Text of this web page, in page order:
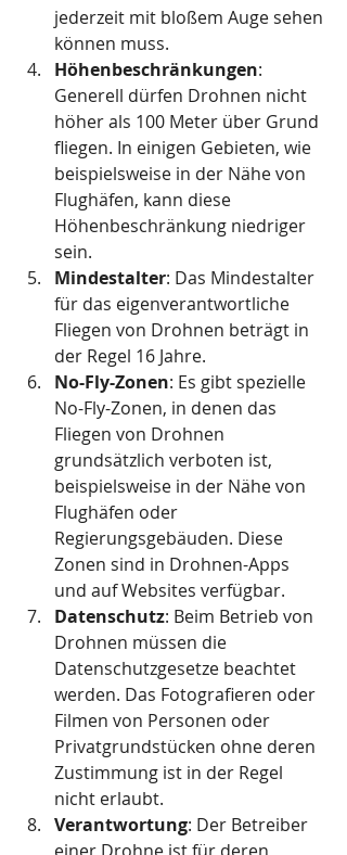
jederzeit mit bloßem Auge sehen
können muss.
Höhenbeschränkungen:
Generell dürfen Drohnen nicht
höher als 100 Meter über Grund
fliegen. In einigen Gebieten, wie
beispielsweise in der Nähe von
Flughäfen, kann diese
Höhenbeschränkung niedriger
sein.
Mindestalter: Das Mindestalter
für das eigenverantwortliche
Fliegen von Drohnen beträgt in
der Regel 16 Jahre.
No-Fly-Zonen: Es gibt spezielle
No-Fly-Zonen, in denen das
Fliegen von Drohnen
grundsätzlich verboten ist,
beispielsweise in der Nähe von
Flughäfen oder
Regierungsgebäuden. Diese
Zonen sind in Drohnen-Apps
und auf Websites verfügbar.
Datenschutz: Beim Betrieb von
Drohnen müssen die
Datenschutzgesetze beachtet
werden. Das Fotografieren oder
Filmen von Personen oder
Privatgrundstücken ohne deren
Zustimmung ist in der Regel
nicht erlaubt.
Verantwortung: Der Betreiber